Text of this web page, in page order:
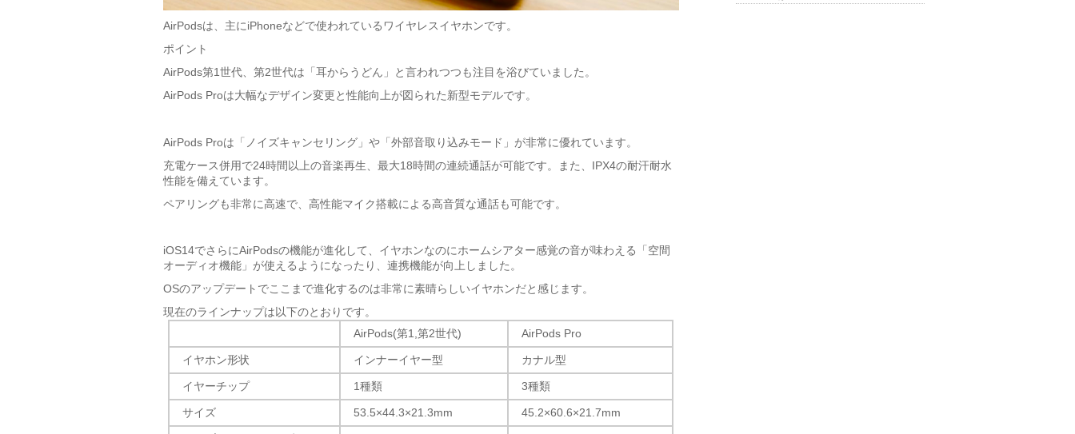
AirPodsは、主にiPhoneなどで使われているワイヤレスイヤホンです。
ポイント
AirPods第1世代、第2世代は「耳からうどん」と言われつつも注目を浴びていました。
AirPods Proは大幅なデザイン変更と性能向上が図られた新型モデルです。
AirPods Proは「 ノイズキャンセリング」や「 外部音取り込みモード 」が非常に優れています。
充電ケース併用で24時間以上の音楽再生 最大18時間の連続通話が可能です。また、 IPX4の耐汗耐水
性能を備えています。
ペアリングも非常に高速で、 高性能マイク搭載による高音質な通話も可能です。
iOS14でさらにAirPodsの機能が進化して、イヤホンなのにホームシアター感覚の音が味わえる「 空間
オーディオ機能」 が使えるようになったり、 連携機能が向上しました。
OSのアップデートでここまで進化するのは非常に素晴らしいイヤホンだと感じます。
現在のラインナップは以下のとおりです。
AirPods(第1,第2世代)
AirPods Pro
イヤホン形状 インナーイヤー型 カナル型
イヤーチップ 1種類 3種類
サイズ 53.5×44.3×21.3mm 45.2×60.6×21.7mm